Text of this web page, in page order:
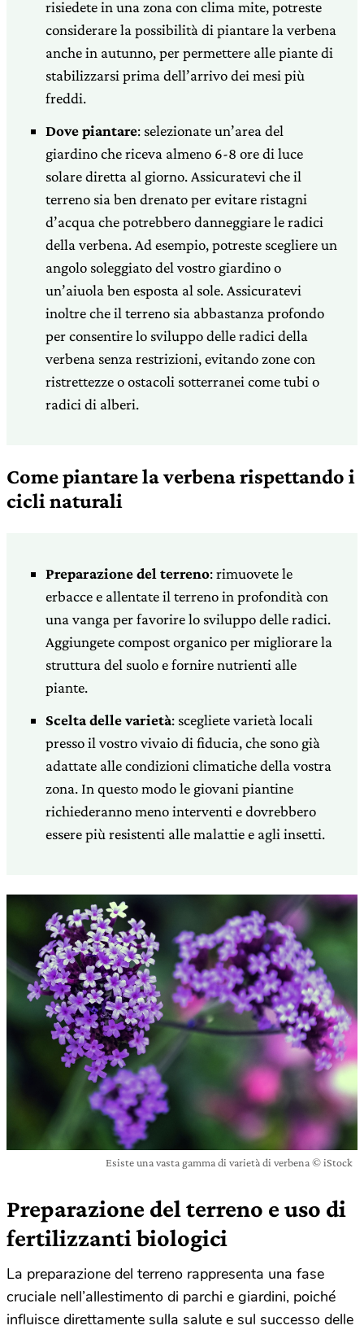
risiedete in una zona con clima mite, potreste
considerare la possibilità di piantare la verbena
anche in autunno, per permettere alle piante di
stabilizzarsi prima dell’arrivo dei mesi più
freddi.
Dove piantare: selezionate un’area del
giardino che riceva almeno 6-8 ore di luce
solare diretta al giorno. Assicuratevi che il
terreno sia ben drenato per evitare ristagni
d’acqua che potrebbero danneggiare le radici
della verbena. Ad esempio, potreste scegliere un
angolo soleggiato del vostro giardino o
un’aiuola ben esposta al sole. Assicuratevi
inoltre che il terreno sia abbastanza profondo
per consentire lo sviluppo delle radici della
verbena senza restrizioni, evitando zone con
ristrettezze o ostacoli sotterranei come tubi o
radici di alberi.
Come piantare la verbena rispettando i
cicli naturali
Preparazione del terreno: rimuovete le
erbacce e allentate il terreno in profondità con
una vanga per favorire lo sviluppo delle radici.
Aggiungete compost organico per migliorare la
struttura del suolo e fornire nutrienti alle
piante.
Scelta delle varietà: scegliete varietà locali
presso il vostro vivaio di fiducia, che sono già
adattate alle condizioni climatiche della vostra
zona. In questo modo le giovani piantine
richiederanno meno interventi e dovrebbero
essere più resistenti alle malattie e agli insetti.
Esiste una vasta gamma di varietà di verbena © iStock
Preparazione del terreno e uso di
fertilizzanti biologici
La preparazione del terreno rappresenta una fase
cruciale nell’allestimento di parchi e giardini, poiché
influisce direttamente sulla salute e sul successo delle